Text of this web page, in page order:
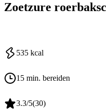
Zoetzure
535 kcal
15 min. bereiden
3.3/5(30)